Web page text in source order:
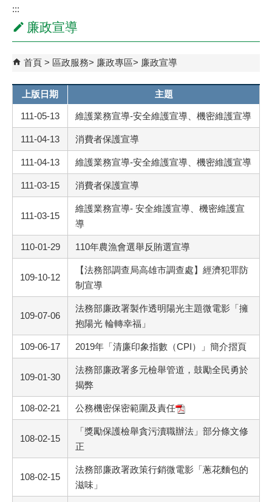
:::
廉政宣導
首頁 區政服務 廉政專區 廉政宣導
上版日期 主題
111-05-13 維護業務宣導-安全維護宣導、機密維護宣導
111-04-13 消費者保護宣導
111-04-13 維護業務宣導-安全維護宣導、機密維護宣導
111-03-15 消費者保護宣導
111-03-15
維護業務宣導- 安全維護宣導、機密維護宣
導
110-01-29 110年農漁會選舉反賄選宣導
109-10-12
【法務部調查局高雄市調查處】經濟犯罪防
制宣導
109-07-06
法務部廉政署製作透明陽光主題微電影「擁
抱陽光 輪轉幸福」
109-06-17 2019年「清廉印象指數（CPI）」簡介摺頁
109-01-30
法務部廉政署多元檢舉管道，鼓勵全民勇於
揭弊
108-02-21 公務機密保密範圍及責任
108-02-15
「獎勵保護檢舉貪污瀆職辦法」部分條文修
正
108-02-15
法務部廉政署政策行銷微電影「蔥花麵包的
滋味」